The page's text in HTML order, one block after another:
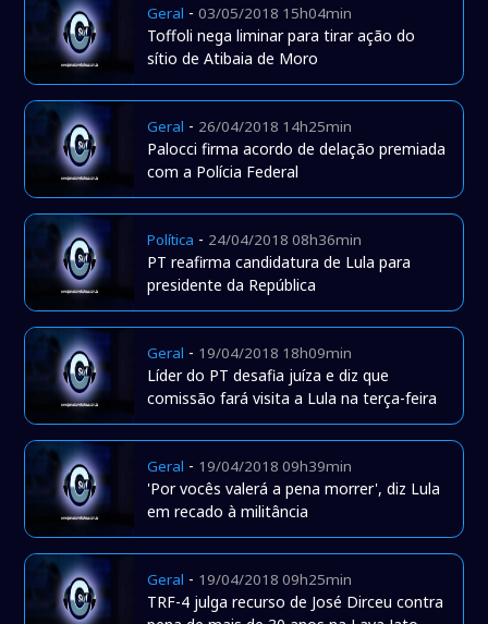
Geral -03/05/2018 15h04min
Toffoli nega liminar para tirar ação do
sítio de Atibaia de Moro
Geral - 26/04/2018 14h25min
Palocci firma acordo de delação premiada
com a Polícia Federal
Política - 24/04/2018 08h36min
PT reafirma candidatura de Lula para
presidente da República
Geral - 19/04/2018 18h09min
Líder do PT desafia juíza e diz que
comissão fará visita a Lula na terça-feira
Geral - 19/04/2018 09h39min
'Por vocês valerá a pena morrer', diz Lula
em recado à militância
Geral - 19/04/2018 09h25min
TRF-4 julga recurso de José Dirceu contra